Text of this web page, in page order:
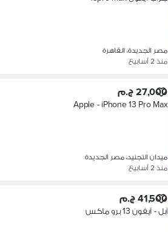
مصر الجديدة، القاهرة
منذ 2 أسابيع
27,000 ج.م
Apple - iPhone 13 Pro Max
ميدان التجنيد، مصر الجديدة
منذ 2 أسابيع
41,500 ج.م
آبل - آيفون 13 برو ماكس